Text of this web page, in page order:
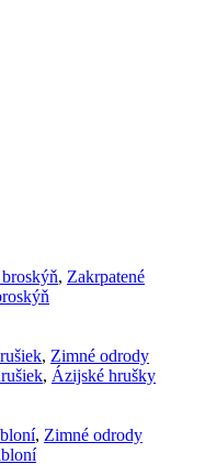
, Zakrpatené
, Zimné odrody
, Ázijské hrušky
, Zimné odrody